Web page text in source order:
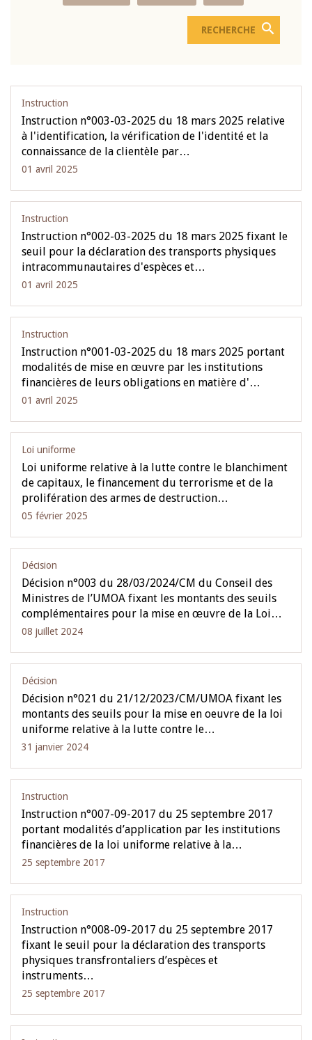
Instruction
Instruction n°003-03-2025 du 18 mars 2025 relative
à l'identification, la vérification de l'identité et la
connaissance de la clientèle par…
01 avril 2025
Instruction
Instruction n°002-03-2025 du 18 mars 2025 fixant le
seuil pour la déclaration des transports physiques
intracommunautaires d'espèces et…
01 avril 2025
Instruction
Instruction n°001-03-2025 du 18 mars 2025 portant
modalités de mise en œuvre par les institutions
financières de leurs obligations en matière d'…
01 avril 2025
Loi uniforme
Loi uniforme relative à la lutte contre le blanchiment
de capitaux, le financement du terrorisme et de la
prolifération des armes de destruction…
05 février 2025
Décision
Décision n°003 du 28/03/2024/CM du Conseil des
Ministres de l’UMOA fixant les montants des seuils
complémentaires pour la mise en œuvre de la Loi…
08 juillet 2024
Décision
Décision n°021 du 21/12/2023/CM/UMOA fixant les
montants des seuils pour la mise en oeuvre de la loi
uniforme relative à la lutte contre le…
31 janvier 2024
Instruction
Instruction n°007-09-2017 du 25 septembre 2017
portant modalités d’application par les institutions
financières de la loi uniforme relative à la…
25 septembre 2017
Instruction
Instruction n°008-09-2017 du 25 septembre 2017
fixant le seuil pour la déclaration des transports
physiques transfrontaliers d’espèces et
instruments…
25 septembre 2017